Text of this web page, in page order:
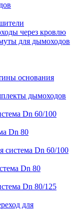
через кровлю
для дымоходов
основания
дымоходов
Dn 60/100
Dn 80
Dn 60/100
Dn 80
Dn 80/125
для